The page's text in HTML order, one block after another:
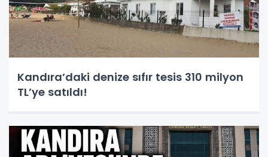
Kandıra’daki denize sıfır tesis 310 milyon
TL’ye satıldı!